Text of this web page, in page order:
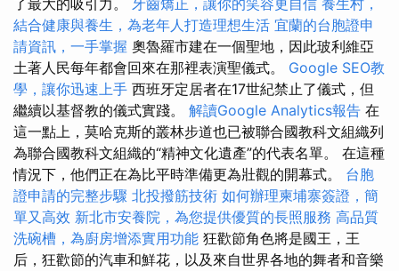
了最大的吸引力。 牙齒矯正，讓你的笑容更自信 養生村，
結合健康與養生，為老年人打造理想生活 宜蘭的台胞證申
請資訊，一手掌握 奧魯羅市建在一個聖地，因此玻利維亞
土著人民每年都會回來在那裡表演聖儀式。 Google SEO教
學，讓你迅速上手 西班牙定居者在17世紀禁止了儀式，但
繼續以基督教的儀式實踐。 解讀Google Analytics報告 在
這一點上，莫哈克斯的叢林步道也已被聯合國教科文組織列
為聯合國教科文組織的“精神文化遺產”的代表名單。 在這種
情況下，他們正在為比平時準備更為壯觀的開幕式。 台胞
證申請的完整步驟 北投撥筋技術 如何辦理柬埔寨簽證，簡
單又高效 新北市安養院，為您提供優質的長照服務 高品質
洗碗槽，為廚房增添實用功能 狂歡節角色將是國王，王
后，狂歡節的汽車和鮮花，以及來自世界各地的舞者和音樂